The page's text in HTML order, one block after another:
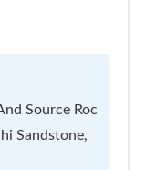
Source Roc
Sandstone,